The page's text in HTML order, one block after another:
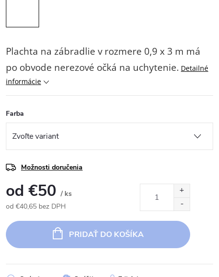
Plachta na zábradlie v rozmere 0,9 x 3 m má
po obvode nerezové očká na uchytenie. Detailné
informácie
Farba
Možnosti doručenia
od €50 / ks
od €40,65 bez DPH
cena:
PRIDAŤ DO KOŠÍKA